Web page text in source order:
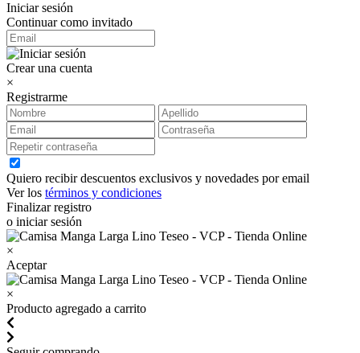
Iniciar sesión
Continuar como invitado
Crear una cuenta
×
Registrarme
Quiero recibir descuentos exclusivos y novedades por email
Ver los términos y condiciones
Finalizar registro
o iniciar sesión
×
Aceptar
×
Producto agregado a carrito